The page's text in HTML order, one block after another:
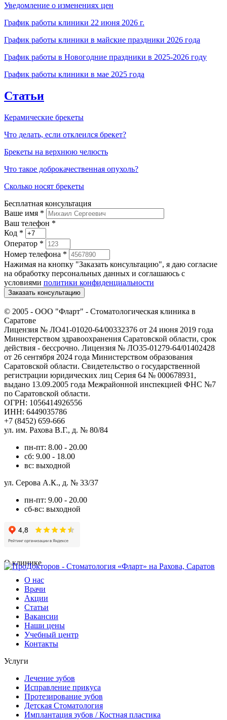
Уведомление о изменениях цен
График работы клиники 22 июня 2026 г.
График работы клиники в майские праздники 2026 года
График работы в Новогодние праздники в 2025-2026 году
График работы клиники в мае 2025 года
Статьи
Керамические брекеты
Что делать, если отклеился брекет?
Брекеты на верхнюю челюсть
Что такое доброкачественная опухоль?
Сколько носят брекеты
Бесплатная консультация
Ваше имя *
Ваш телефон *
Код *
Оператор *
Номер телефона *
Нажимая на кнопку "Заказать консультацию", я даю согласие
на обработку персональных данных и соглашаюсь c
условиями политики конфиденциальности
Заказать консультацию
© 2005 - ООО "Фларт" - Стоматологическая клиника в
Саратове
Лицензия № ЛО41-01020-64/00332376 от 24 июня 2019 года
Министерством здравоохранения Саратовской области, срок
действия - бессрочно. Лицензия № ЛО35-01279-64/01402428
от 26 сентября 2024 года Министерством образования
Саратовской области. Свидетельство о государственной
регистрации юридических лиц Серия 64 № 000678931,
выдано 13.09.2005 года Межрайонной инспекцией ФНС №7
по Саратовской области.
ОГРН: 1056414926556
ИНН: 6449035786
+7 (8452) 659-666
ул. им. Рахова В.Г., д. № 80/84
пн-пт: 8.00 - 20.00
сб: 9.00 - 18.00
вс: выходной
ул. Серова А.К., д. № 33/37
пн-пт: 9.00 - 20.00
сб-вс: выходной
О клинике
О нас
Врачи
Акции
Статьи
Вакансии
Наши цены
Учебный центр
Контакты
Услуги
Лечение зубов
Исправление прикуса
Протезирование зубов
Детская Стоматология
Имплантация зубов / Костная пластика